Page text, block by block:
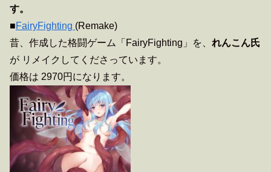
す。
■FairyFighting (Remake)
昔、作成した格闘ゲーム「FairyFighting」を、 れんこん氏
が リメイクしてくださっています。
価格は 2970円になります。